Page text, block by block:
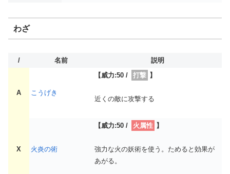
わざ
/ 名前 説明
A こうげき
【威力:50 / 打撃 】
近くの敵に攻撃する
X 火炎の術
【威力:50 / 火属性 】
強力な火の妖術を使う。ためると効果が
あがる。